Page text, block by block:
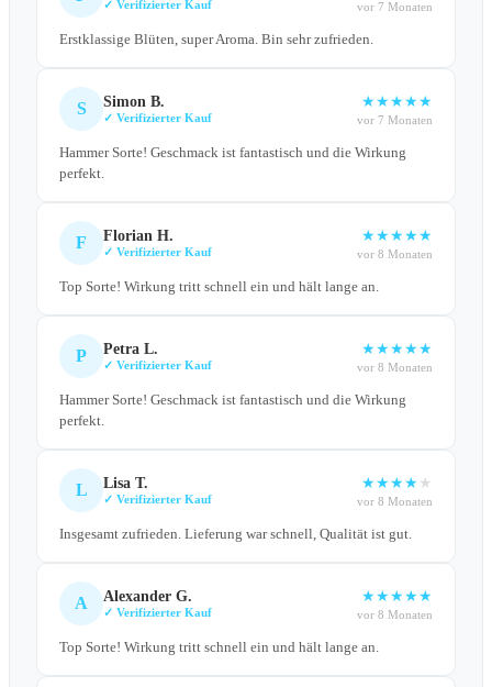
✓ Verifizierter Kauf vor 7 Monaten
Erstklassige Blüten, super Aroma. Bin sehr zufrieden.
S Simon B.
✓ Verifizierter Kauf
★ ★ ★ ★ ★
vor 7 Monaten
Hammer Sorte! Geschmack ist fantastisch und die Wirkung
perfekt.
F Florian H.
✓ Verifizierter Kauf
★ ★ ★ ★ ★
vor 8 Monaten
Top Sorte! Wirkung tritt schnell ein und hält lange an.
P Petra L.
✓ Verifizierter Kauf
★ ★ ★ ★ ★
vor 8 Monaten
Hammer Sorte! Geschmack ist fantastisch und die Wirkung
perfekt.
L Lisa T.
✓ Verifizierter Kauf
★ ★ ★ ★ ★
vor 8 Monaten
Insgesamt zufrieden. Lieferung war schnell, Qualität ist gut.
A Alexander G.
✓ Verifizierter Kauf
★ ★ ★ ★ ★
vor 8 Monaten
Top Sorte! Wirkung tritt schnell ein und hält lange an.